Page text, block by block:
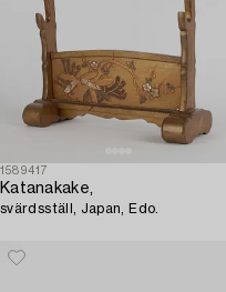
1589417
Katanakake,
svärdsställ, Japan, Edo.